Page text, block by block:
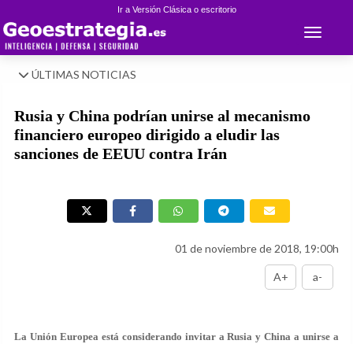
Ir a Versión Clásica o escritorio
Toggle
ÚLTIMAS NOTICIAS
Rusia y China podrían unirse al mecanismo
financiero europeo dirigido a eludir las
sanciones de EEUU contra Irán
01 de noviembre de 2018, 19:00h
A+ a-
La Unión Europea está considerando invitar a Rusia y China a unirse a